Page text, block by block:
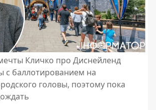
Кличко про Диснейленд
с баллотированием на
головы, поэтому пока